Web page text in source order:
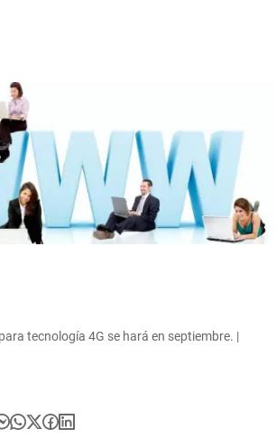
tecnología 4G se hará en septiembre. |